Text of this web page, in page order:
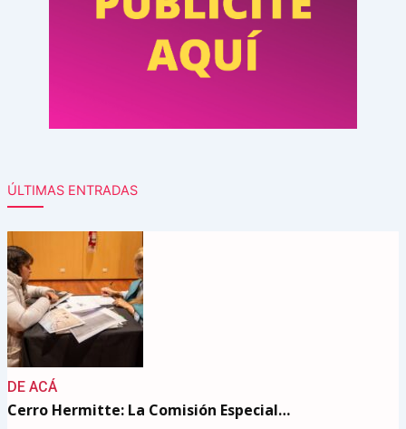
ÚLTIMAS ENTRADAS
DE ACÁ
Cerro Hermitte: La Comisión Especial…